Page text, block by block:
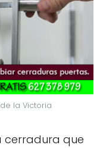
la Victoria
cerradura que